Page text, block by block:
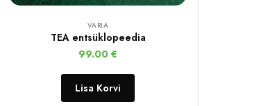
VARIA
TEA entsüklopeedia
99.00 €
Lisa Korvi